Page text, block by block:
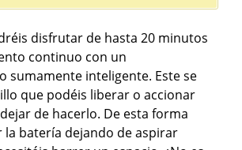
disfrutar de hasta 20 minutos
continuo con un
sumamente inteligente. Este se
que podéis liberar o accionar
de hacerlo. De esta forma
batería dejando de aspirar